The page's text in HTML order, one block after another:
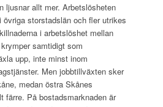
ljusnar allt mer. Arbetslösheten
storstadslän och fler utrikes
i arbetslöshet mellan
samtidigt som
upp, inte minst inom
Men jobbtillväxten sker
medan östra Skånes
färre. På bostadsmarknaden är